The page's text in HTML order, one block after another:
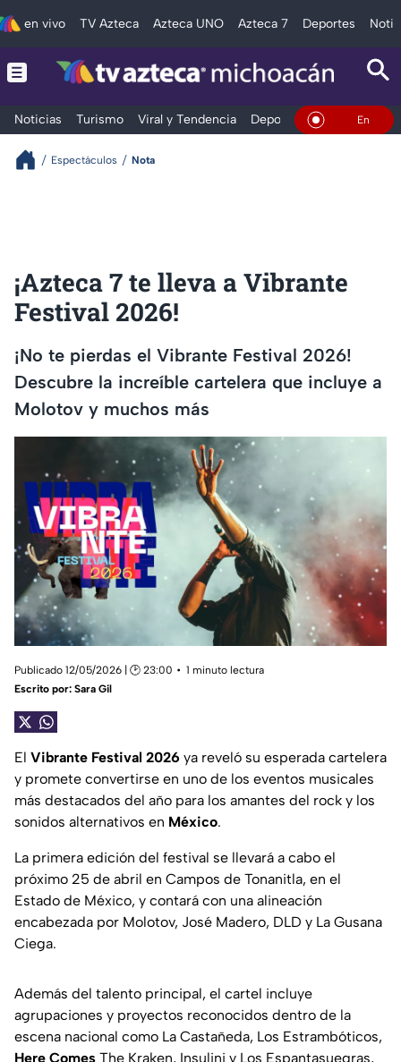
en vivo TV Azteca Azteca UNO Azteca 7 Deportes
Noticias Turismo Viral y Tendencia Deportes Espectáculos
En Vivo
Espectáculos Nota
¡Azteca 7 te lleva a Vibrante
Festival 2026!
¡No te pierdas el Vibrante Festival 2026!
Descubre la increíble cartelera que incluye a
Molotov y muchos más
Publicado 12/05/2026 | 🕑 23:00
1 minuto lectura
Escrito por: Sara Gil
El Vibrante Festival 2026 ya reveló su esperada cartelera
y promete convertirse en uno de los eventos musicales
más destacados del año para los amantes del rock y los
sonidos alternativos en México.
La primera edición del festival se llevará a cabo el
próximo 25 de abril en Campos de Tonanitla, en el
Estado de México, y contará con una alineación
encabezada por Molotov, José Madero, DLD y La Gusana
Ciega.
Además del talento principal, el cartel incluye
agrupaciones y proyectos reconocidos dentro de la
escena nacional como La Castañeda, Los Estrambóticos,
Here Comes The Kraken, Insulini y Los Espantasuegras,